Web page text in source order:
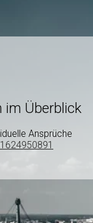
im Überblick
Ansprüche